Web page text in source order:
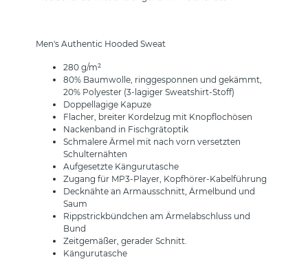
Men's Authentic Hooded Sweat
280 g/m²
80% Baumwolle, ringgesponnen und gekämmt,
20% Polyester (3-lagiger Sweatshirt-Stoff)
Doppellagige Kapuze
Flacher, breiter Kordelzug mit Knopflochösen
Nackenband in Fischgrätoptik
Schmalere Ärmel mit nach vorn versetzten
Schulternähten
Aufgesetzte Kängurutasche
Zugang für MP3-Player, Kopfhörer-Kabelführung
Decknähte an Armausschnitt, Ärmelbund und
Saum
Rippstrickbündchen am Ärmelabschluss und
Bund
Zeitgemäßer, gerader Schnitt.
Kängurutasche